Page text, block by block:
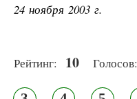
24 ноября 2003 г.
Рейтинг: 10 Голосов: